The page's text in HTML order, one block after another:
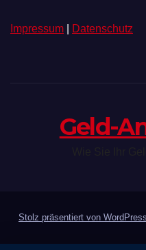
Impressum Datenschutz
Geld-
Stolz präsentiert von WordPress